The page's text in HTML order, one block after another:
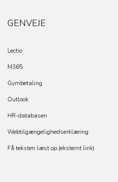
GENVEJE
Lectio
M365
Gymbetaling
Outlook
HR-databasen
Webtilgængelighedserklæring
Få teksten læst op (eksternt link)